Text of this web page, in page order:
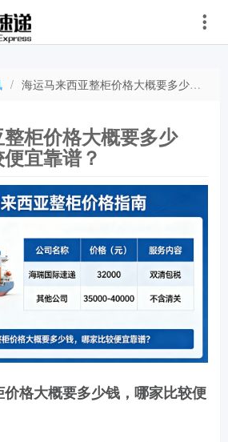
/ 海运马来西亚整柜价格大概要多少钱，哪家比较便宜靠谱？
柜价格大概要多少
宜靠谱？
格大概要多少钱，哪家比较便